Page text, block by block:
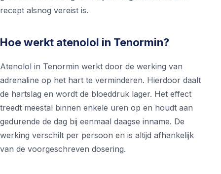
recept alsnog vereist is.
Hoe werkt atenolol in Tenormin?
Atenolol in Tenormin werkt door de werking van
adrenaline op het hart te verminderen. Hierdoor daalt
de hartslag en wordt de bloeddruk lager. Het effect
treedt meestal binnen enkele uren op en houdt aan
gedurende de dag bij eenmaal daagse inname. De
werking verschilt per persoon en is altijd afhankelijk
van de voorgeschreven dosering.